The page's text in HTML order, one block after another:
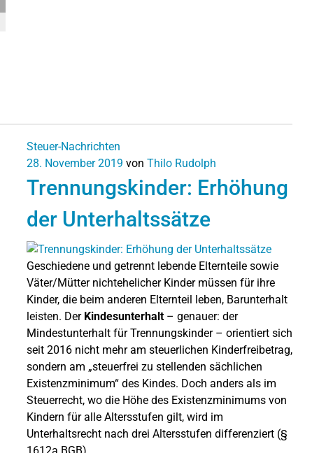
Steuer-Nachrichten
28. November 2019 von Thilo Rudolph
Trennungskinder: Erhöhung
der Unterhaltssätze
Geschiedene und getrennt lebende Elternteile sowie
Väter/Mütter nichtehelicher Kinder müssen für ihre
Kinder, die beim anderen Elternteil leben, Barunterhalt
leisten. Der Kindesunterhalt– genauer: der
Mindestunterhalt für Trennungskinder – orientiert sich
seit 2016 nicht mehr am steuerlichen Kinderfreibetrag,
sondern am „steuerfrei zu stellenden sächlichen
Existenzminimum“ des Kindes. Doch anders als im
Steuerrecht, wo die Höhe des Existenzminimums von
Kindern für alle Altersstufen gilt, wird im
Unterhaltsrecht nach drei Altersstufen differenziert (§